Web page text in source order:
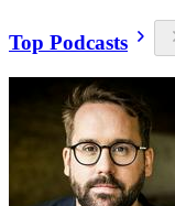
Top Podcasts